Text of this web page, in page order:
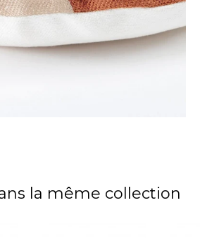
la même collection